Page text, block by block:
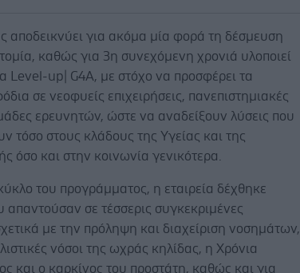
αποδεικνύει για ακόμα μία φορά τη δέσμευση
καθώς για 3η συνεχόμενη χρονιά υλοποιεί
Level-up| G4A, με στόχο να προσφέρει τα
σε νεοφυείς επιχειρήσεις, πανεπιστημιακές
ερευνητών, ώστε να αναδείξουν λύσεις που
τόσο στους κλάδους της Υγείας και της
όσο και στην κοινωνία γενικότερα.
κύκλο του προγράμματος, η εταιρεία δέχθηκε
απαντούσαν σε τέσσερις συγκεκριμένες
με την πρόληψη και διαχείριση νοσημάτων,
νόσοι της ωχράς κηλίδας, η Χρόνια
και ο καρκίνος του προστάτη, καθώς και για